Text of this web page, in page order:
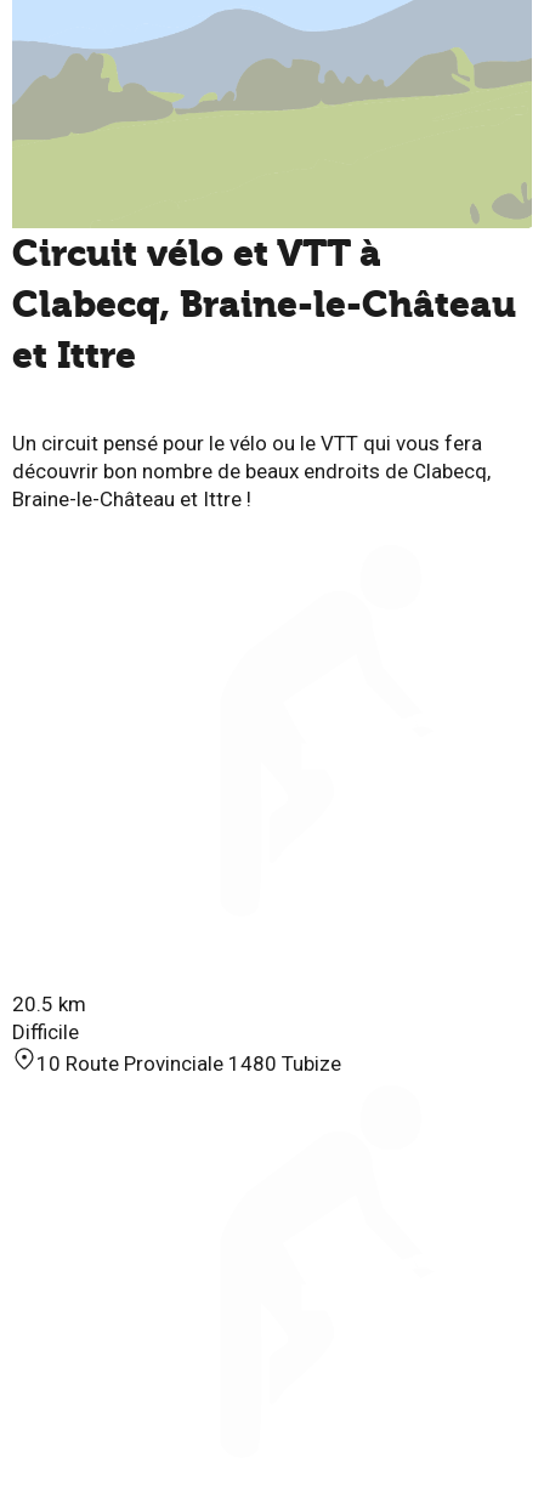
Circuit vélo et VTT à
Clabecq, Braine-le-Château
et Ittre
Un circuit pensé pour le vélo ou le VTT qui vous fera
découvrir bon nombre de beaux endroits de Clabecq,
Braine-le-Château et Ittre !
20.5 km
Difficile
10 Route Provinciale 1480 Tubize